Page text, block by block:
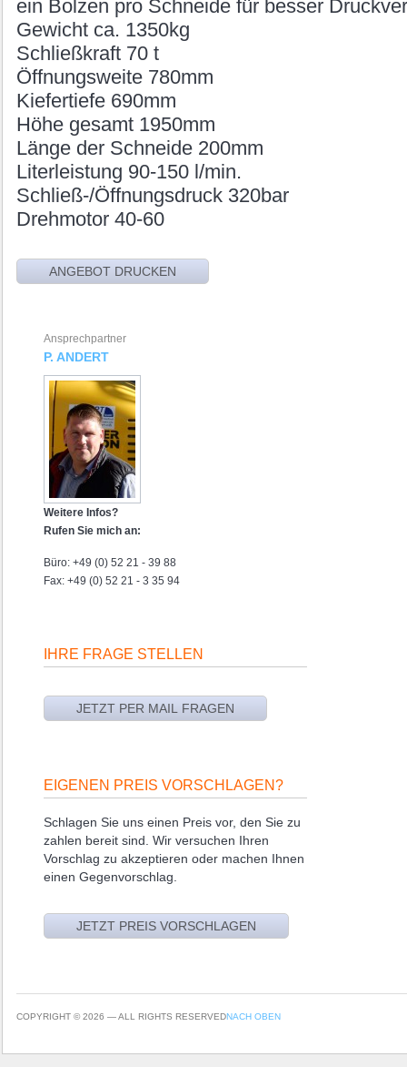
ein Bolzen pro Schneide für besser
Gewicht ca. 1350kg
Schließkraft 70 t
Öffnungsweite 780mm
Kiefertiefe 690mm
Höhe gesamt 1950mm
Länge der Schneide 200mm
Literleistung 90-150 l/min.
Schließ-/Öffnungsdruck 320bar
Drehmotor 40-60
Ansprechpartner
P. ANDERT
Weitere Infos?
Rufen Sie mich an:
Büro: +49 (0) 52 21 - 39 88
Fax: +49 (0) 52 21 - 3 35 94
IHRE FRAGE STELLEN
EIGENEN PREIS VORSCHLAGEN?
Schlagen Sie uns einen Preis vor, den Sie zu
zahlen bereit sind. Wir versuchen Ihren
Vorschlag zu akzeptieren oder machen Ihnen
einen Gegenvorschlag.
COPYRIGHT © 2026 — ALL RIGHTS RESERVEDNACH OBEN